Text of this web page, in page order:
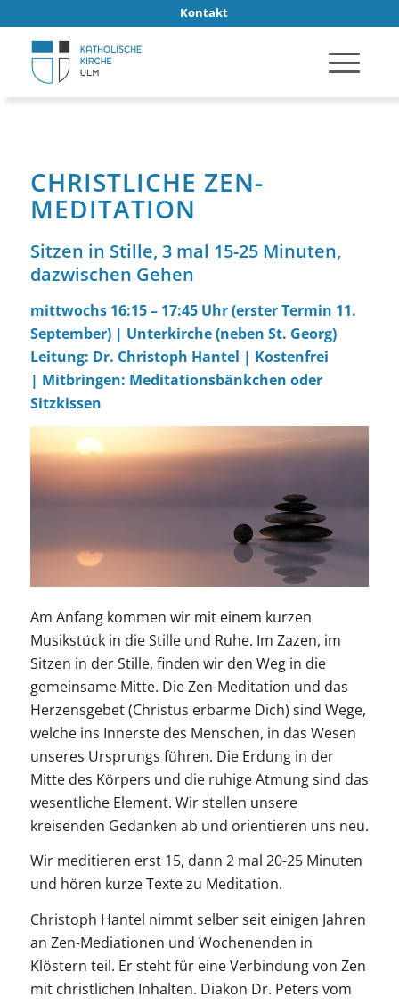
Kontakt
CHRISTLICHE ZEN-
MEDITATION
Sitzen in Stille, 3 mal 15-25 Minuten,
dazwischen Gehen
mittwochs 16:15 – 17:45 Uhr (erster Termin 11.
September) | Unterkirche (neben St. Georg)
Leitung: Dr. Christoph Hantel | Kostenfrei
| Mitbringen: Meditationsbänkchen oder
Sitzkissen
Am Anfang kommen wir mit einem kurzen
Musikstück in die Stille und Ruhe. Im Zazen, im
Sitzen in der Stille, finden wir den Weg in die
gemeinsame Mitte. Die Zen-Meditation und das
Herzensgebet (Christus erbarme Dich) sind Wege,
welche ins Innerste des Menschen, in das Wesen
unseres Ursprungs führen. Die Erdung in der
Mitte des Körpers und die ruhige Atmung sind das
wesentliche Element. Wir stellen unsere
kreisenden Gedanken ab und orientieren uns neu.
Wir meditieren erst 15, dann 2 mal 20-25 Minuten
und hören kurze Texte zu Meditation.
Christoph Hantel nimmt selber seit einigen Jahren
an Zen-Mediationen und Wochenenden in
Klöstern teil. Er steht für eine Verbindung von Zen
mit christlichen Inhalten. Diakon Dr. Peters vom